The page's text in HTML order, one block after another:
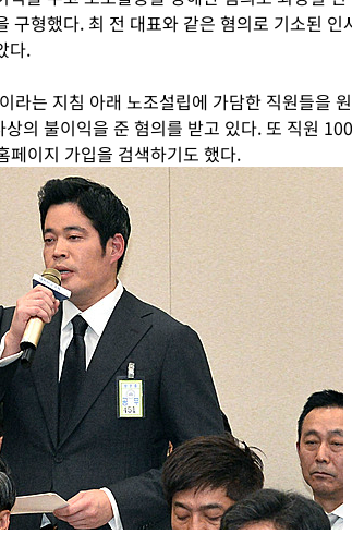
구형했다. 최 전 대표와 같은 혐의로 기소된 인
다.
라는 지침 아래 노조설립에 가담한 직원들을
의 불이익을 준 혐의를 받고 있다. 또 직원
페이지 가입을 검색하기도 했다.